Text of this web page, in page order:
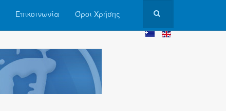
Επικοινωνία Όροι Χρήσης